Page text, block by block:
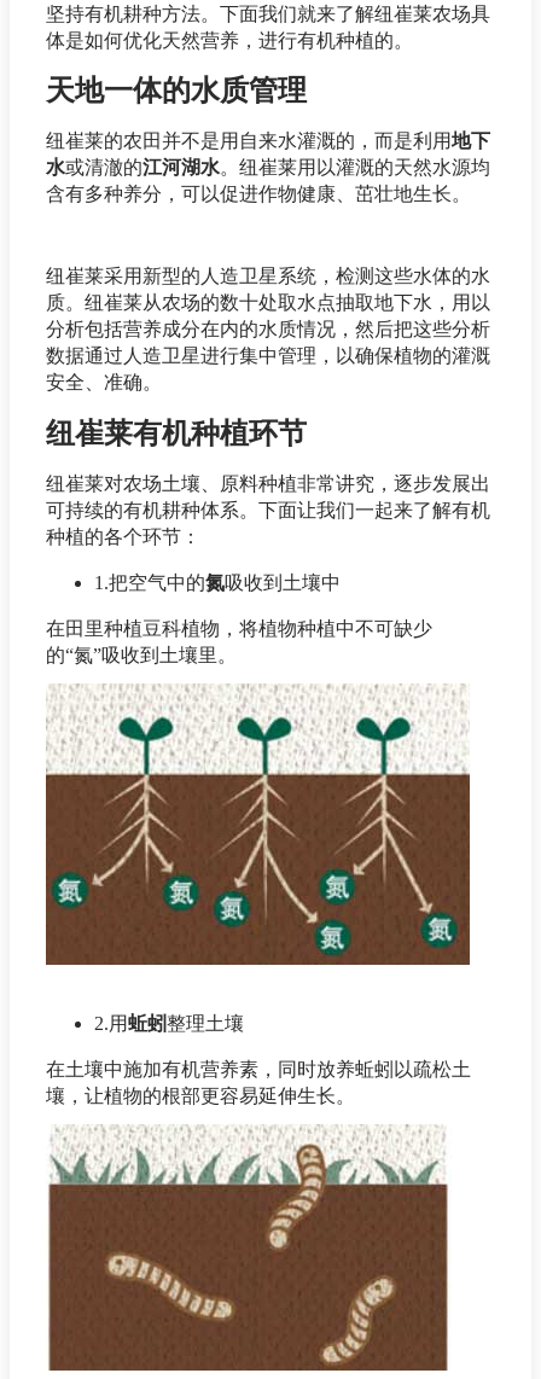
坚持有机耕种方法。下面我们就来了解纽崔莱农场具
体是如何优化天然营养，进行有机种植的。
天地一体的水质管理
纽崔莱的农田并不是用自来水灌溉的，而是利用地下
水或清澈的江河湖水。纽崔莱用以灌溉的天然水源均
含有多种养分，可以促进作物健康、茁壮地生长。
纽崔莱采用新型的人造卫星系统，检测这些水体的水
质。纽崔莱从农场的数十处取水点抽取地下水，用以
分析包括营养成分在内的水质情况，然后把这些分析
数据通过人造卫星进行集中管理，以确保植物的灌溉
安全、准确。
纽崔莱有机种植环节
纽崔莱对农场土壤、原料种植非常讲究，逐步发展出
可持续的有机耕种体系。下面让我们一起来了解有机
种植的各个环节：
1.把空气中的氮吸收到土壤中
在田里种植豆科植物，将植物种植中不可缺少
的“氮”吸收到土壤里。
2.用蚯蚓整理土壤
在土壤中施加有机营养素，同时放养蚯蚓以疏松土
壤，让植物的根部更容易延伸生长。